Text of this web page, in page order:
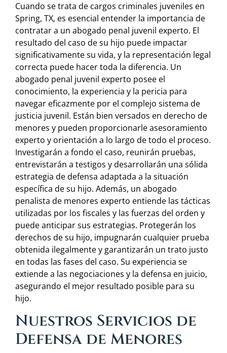
Cuando se trata de cargos criminales juveniles en
Spring, TX, es esencial entender la importancia de
contratar a un abogado penal juvenil experto. El
resultado del caso de su hijo puede impactar
significativamente su vida, y la representación legal
correcta puede hacer toda la diferencia. Un
abogado penal juvenil experto posee el
conocimiento, la experiencia y la pericia para
navegar eficazmente por el complejo sistema de
justicia juvenil. Están bien versados en derecho de
menores y pueden proporcionarle asesoramiento
experto y orientación a lo largo de todo el proceso.
Investigarán a fondo el caso, reunirán pruebas,
entrevistarán a testigos y desarrollarán una sólida
estrategia de defensa adaptada a la situación
específica de su hijo. Además, un abogado
penalista de menores experto entiende las tácticas
utilizadas por los fiscales y las fuerzas del orden y
puede anticipar sus estrategias. Protegerán los
derechos de su hijo, impugnarán cualquier prueba
obtenida ilegalmente y garantizarán un trato justo
en todas las fases del caso. Su experiencia se
extiende a las negociaciones y la defensa en juicio,
asegurando el mejor resultado posible para su
hijo.
Nuestros Servicios de
Defensa de Menores